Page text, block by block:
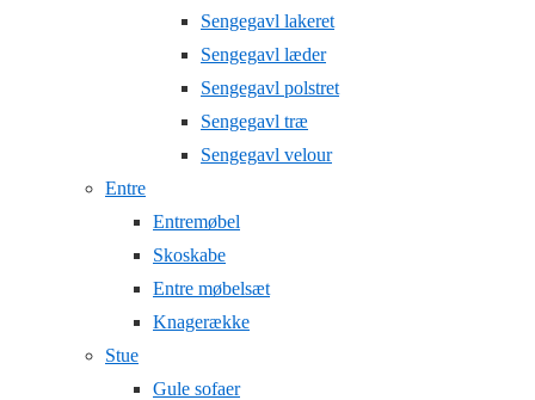
Sengegavl lakeret
Sengegavl læder
Sengegavl polstret
Sengegavl træ
Sengegavl velour
Entre
Entremøbel
Skoskabe
Entre møbelsæt
Knagerække
Stue
Gule sofaer